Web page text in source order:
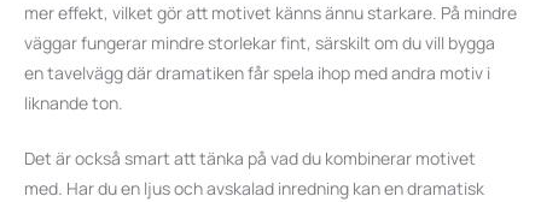
mer effekt, vilket gör att motivet känns ännu starkare. På mindre
väggar fungerar mindre storlekar fint, särskilt om du vill bygga
en tavelvägg där dramatiken får spela ihop med andra motiv i
liknande ton.
Det är också smart att tänka på vad du kombinerar motivet
med. Har du en ljus och avskalad inredning kan en dramatisk